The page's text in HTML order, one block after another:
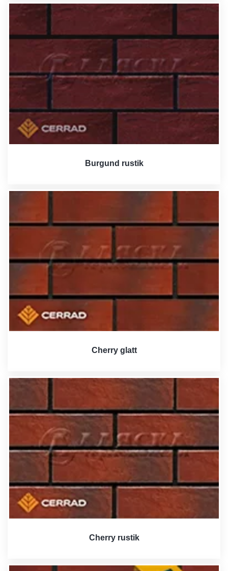
Burgund rustik
Cherry glatt
Cherry rustik